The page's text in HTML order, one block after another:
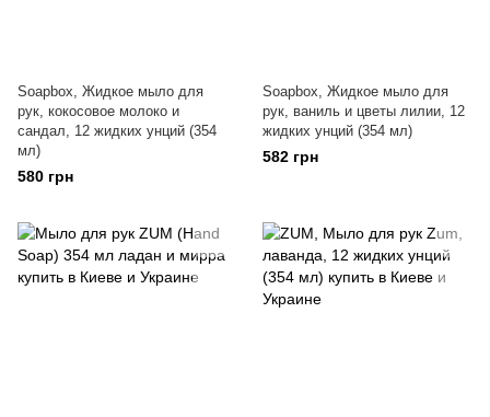
Soapbox, Жидкое мыло для
рук, кокосовое молоко и
сандал, 12 жидких унций (354
мл)
580 грн
Soapbox, Жидкое мыло для
рук, ваниль и цветы лилии, 12
жидких унций (354 мл)
582 грн